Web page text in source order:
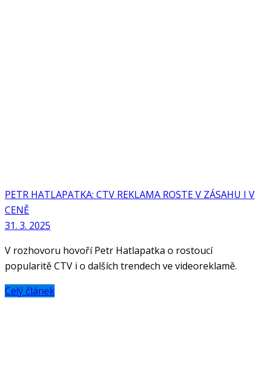
PETR HATLAPATKA: CTV REKLAMA ROSTE V ZÁSAHU I V
CENĚ
31. 3. 2025
V rozhovoru hovoří Petr Hatlapatka o rostoucí
popularitě CTV i o dalších trendech ve videoreklamě.
Celý článek